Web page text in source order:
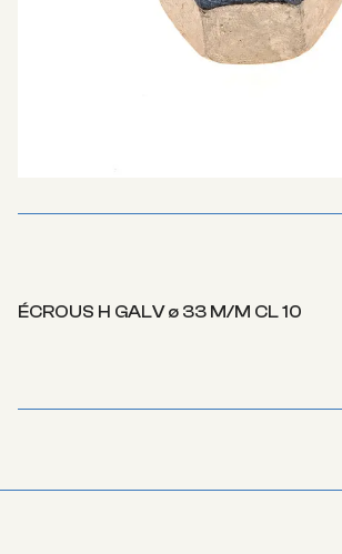
ÉCROUS H GALV ø 33 M/M CL 10